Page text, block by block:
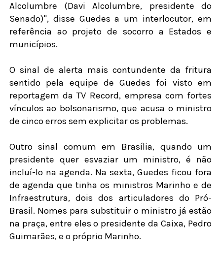
Alcolumbre (Davi Alcolumbre, presidente do
Senado)", disse Guedes a um interlocutor, em
referência ao projeto de socorro a Estados e
municípios.
O sinal de alerta mais contundente da fritura
sentido pela equipe de Guedes foi visto em
reportagem da TV Record, empresa com fortes
vínculos ao bolsonarismo, que acusa o ministro
de cinco erros sem explicitar os problemas.
Outro sinal comum em Brasília, quando um
presidente quer esvaziar um ministro, é não
incluí-lo na agenda. Na sexta, Guedes ficou fora
de agenda que tinha os ministros Marinho e de
Infraestrutura, dois dos articuladores do Pró-
Brasil. Nomes para substituir o ministro já estão
na praça, entre eles o presidente da Caixa, Pedro
Guimarães, e o próprio Marinho.